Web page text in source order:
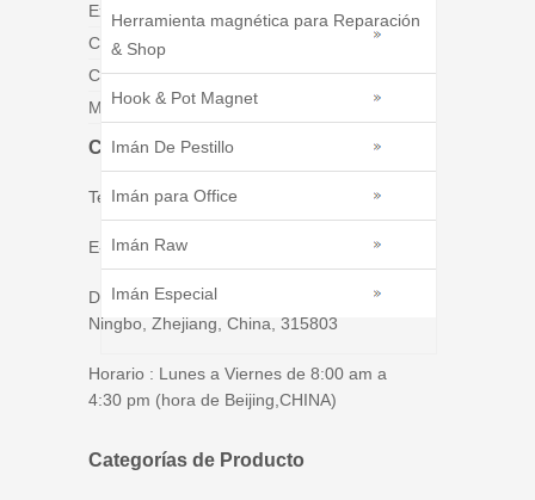
Herramienta magnética para Reparación
& Shop
Hook & Pot Magnet
Imán De Pestillo
Imán para Office
Imán Raw
Imán Especial
Exposiciones
Catálogos
Contáctenos
Mapa del sitio
Contáctenos
Tel : 86 - 574 - 86226269
E-mail : tim@ningbomagnetics.com
Dirección：No.139, Jinji Road, Xiaogang,
Ningbo, Zhejiang, China, 315803
Horario : Lunes a Viernes de 8:00 am a
4:30 pm (hora de Beijing,CHINA)
Categorías de Producto